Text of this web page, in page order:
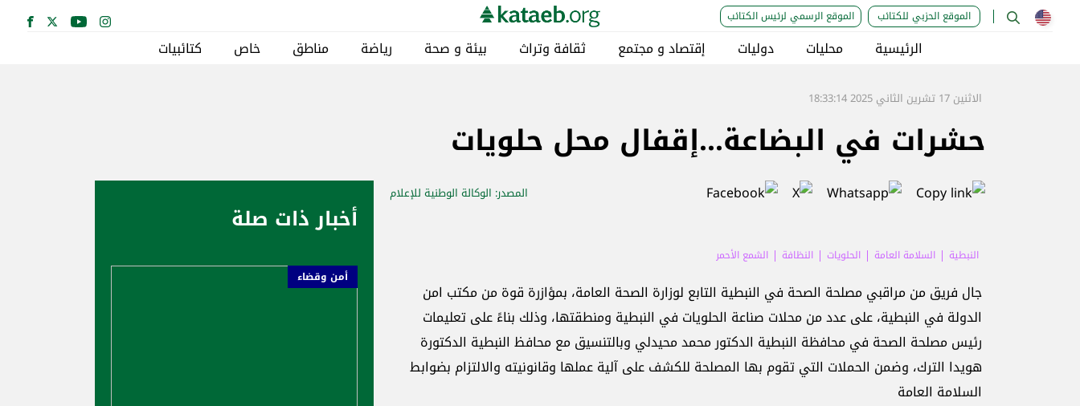
الموقع الحزبي للكتائب الموقع الرسمي لرئيس الكتائب
الرئيسية محليات دوليات إقتصاد و مجتمع ثقافة وتراث بيئة و صحة رياضة مناطق خاص كتائبيات
الاثنين 17 تشرين الثاني 2025 18:33:14
حشرات في البضاعة...إقفال محل حلويات
المصدر: الوكالة الوطنية للإعلام
النبطية السلامة العامة الحلويات النظافة الشمع الأحمر
جال فريق من مراقبي مصلحة الصحة في النبطية التابع لوزارة الصحة العامة، بمؤازرة قوة من مكتب امن
الدولة في النبطية، على عدد من محلات صناعة الحلويات في النبطية ومنطقتها، وذلك بناءً على تعليمات
رئيس مصلحة الصحة في محافظة النبطية الدكتور محمد محيدلي وبالتنسيق مع محافظ النبطية الدكتورة
هويدا الترك، وضمن الحملات التي تقوم بها المصلحة للكشف على آلية عملها وقانونيته والالتزام بضوابط
السلامة العامة
أخبار ذات صلة
أمن وقضاء